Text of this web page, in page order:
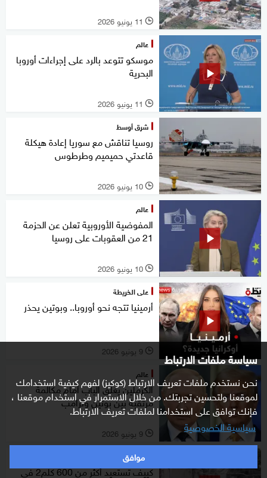
سياسة ملفات الارتباط
نحن نستخدم ملفات تعريف الارتباط (كوكيز) لفهم كيفية استخدامك
لموقعنا ولتحسين تجربتك. من خلال الاستمرار في استخدام موقعنا ،
فإنك توافق على استخدامنا لملفات تعريف الارتباط.
سياسية الخصوصية
موافق
l 11 يونيو 2026
عالم
موسكو تتوعد بالرد على إجراءات أوروبا
البحرية
l 11 يونيو 2026
شرق أوسط
روسيا تناقش مع سوريا إعادة هيكلة
قاعدتي حميميم وطرطوس
l 10 يونيو 2026
عالم
المفوضية الأوروبية تعلن عن الحزمة
21 من العقوبات على روسيا
l 10 يونيو 2026
على الخريطة
أرمينيا تتجه نحو أوروبا.. وبوتين يحذر
l 9 يونيو 2026
عالم
الكرملين يغلق الباب أمام مكالمة
مرتقبة بين بوتين وترامب
l 9 يونيو 2026
غرفة الأخبار
كييف تستعيد أكثر من 600 كلم2 في